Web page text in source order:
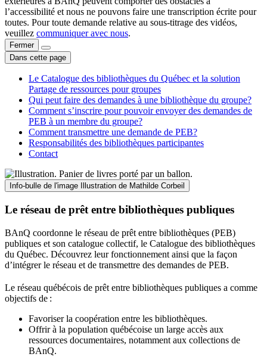
l’accessibilité et nous ne pouvons faire une transcription écrite pour
toutes. Pour toute demande relative au sous-titrage des vidéos,
veuillez communiquer avec nous.
Fermer
Dans cette page
Le Catalogue des bibliothèques du Québec et la solution
Partage de ressources pour groupes
Qui peut faire des demandes à une bibliothèque du groupe?
Comment s’inscrire pour pouvoir envoyer des demandes de
PEB à un membre du groupe?
Comment transmettre une demande de PEB?
Responsabilités des bibliothèques participantes
Contact
Info-bulle de l'image Illustration de Mathilde Corbeil
Le réseau de prêt entre bibliothèques publiques
BAnQ coordonne le réseau de prêt entre bibliothèques (PEB)
publiques et son catalogue collectif, le Catalogue des bibliothèques
du Québec. Découvrez leur fonctionnement ainsi que la façon
d’intégrer le réseau et de transmettre des demandes de PEB.
Le réseau québécois de prêt entre bibliothèques publiques a comme
objectifs de :
Favoriser la coopération entre les bibliothèques.
Offrir à la population québécoise un large accès aux
ressources documentaires, notamment aux collections de
BAnQ.